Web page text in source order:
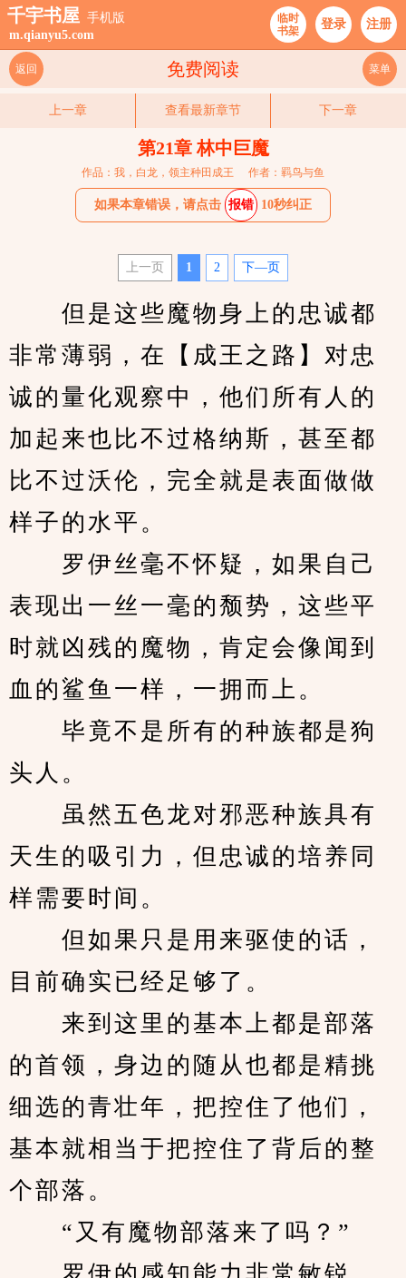
千宇书屋 手机版
m.qianyu5.com
临时
书架
登录 注册
免费阅读
返回 菜单
上一章 查看最新章节 下一章
第21章 林中巨魔
作品：我，白龙，领主种田成王 作者：羁鸟与鱼
如果本章错误，请点击 报错 10秒纠正
上一页 1 2 下—页
但是这些魔物身上的忠诚都
非常薄弱，在【成王之路】对忠
诚的量化观察中，他们所有人的
加起来也比不过格纳斯，甚至都
比不过沃伦，完全就是表面做做
样子的水平。
罗伊丝毫不怀疑，如果自己
表现出一丝一毫的颓势，这些平
时就凶残的魔物，肯定会像闻到
血的鲨鱼一样，一拥而上。
毕竟不是所有的种族都是狗
头人。
虽然五色龙对邪恶种族具有
天生的吸引力，但忠诚的培养同
样需要时间。
但如果只是用来驱使的话，
目前确实已经足够了。
来到这里的基本上都是部落
的首领，身边的随从也都是精挑
细选的青壮年，把控住了他们，
基本就相当于把控住了背后的整
个部落。
“又有魔物部落来了吗？”